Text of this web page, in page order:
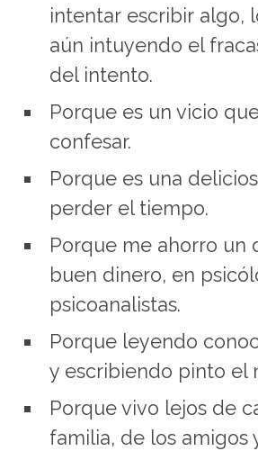
intentar escribir algo,
aún intuyendo el
del intento.
Porque es un vicio
confesar.
Porque es una
perder el tiempo.
Porque me ahorro un
buen dinero, en
psicoanalistas.
Porque leyendo
y escribiendo pinto el
Porque vivo lejos de
familia, de los amigos